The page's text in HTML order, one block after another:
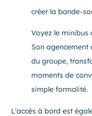
créer la bande-
Voyez le minibus
Son agencement
du groupe,
moments de
simple formalité.
L'accès à bord est